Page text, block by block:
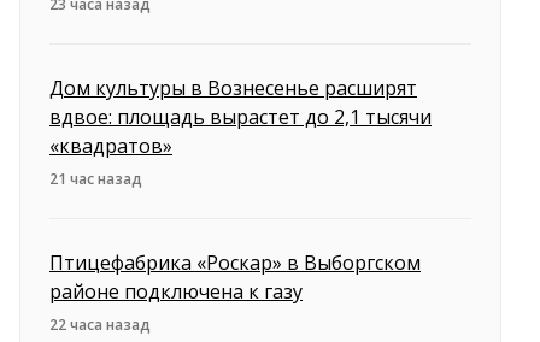
23 часа назад
Дом культуры в Вознесенье расширят
вдвое: площадь вырастет до 2,1 тысячи
«квадратов»
21 час назад
Птицефабрика «Роскар» в Выборгском
районе подключена к газу
22 часа назад